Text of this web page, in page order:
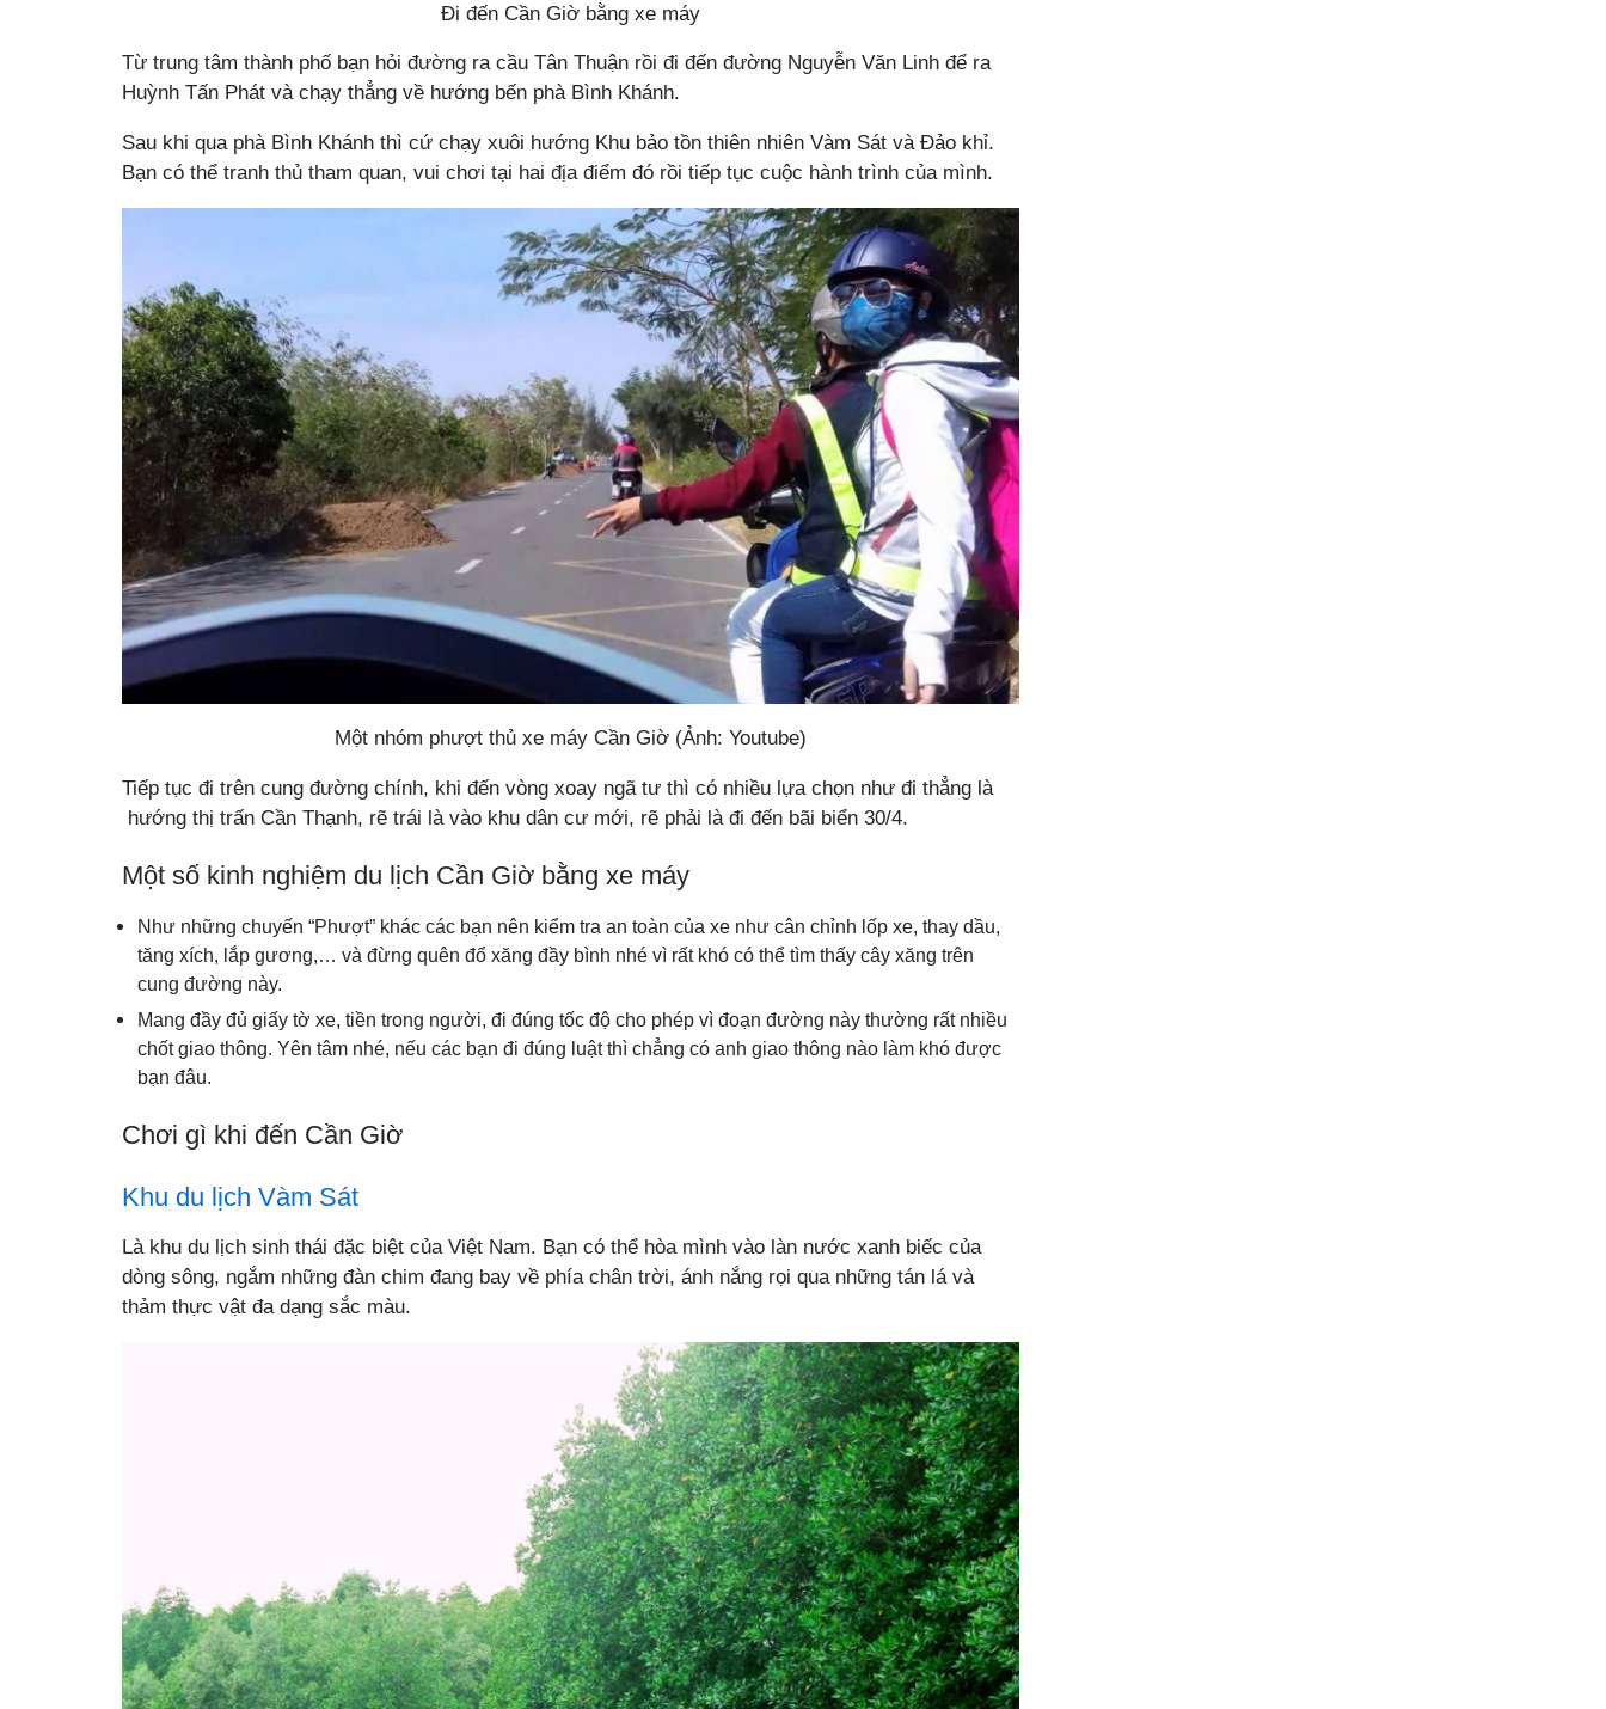
Đi đến Cần Giờ bằng xe máy
Từ trung tâm thành phố bạn hỏi đường ra cầu Tân Thuận rồi đi đến đường Nguyễn Văn Linh để ra
Huỳnh Tấn Phát và chạy thẳng về hướng bến phà Bình Khánh.
Sau khi qua phà Bình Khánh thì cứ chạy xuôi hướng Khu bảo tồn thiên nhiên Vàm Sát và Đảo khỉ.
Bạn có thể tranh thủ tham quan, vui chơi tại hai địa điểm đó rồi tiếp tục cuộc hành trình của mình.
Một nhóm phượt thủ xe máy Cần Giờ (Ảnh: Youtube)
Tiếp tục đi trên cung đường chính, khi đến vòng xoay ngã tư thì có nhiều lựa chọn như đi thẳng là
hướng thị trấn Cần Thạnh, rẽ trái là vào khu dân cư mới, rẽ phải là đi đến bãi biển 30/4.
Một số kinh nghiệm du lịch Cần Giờ bằng xe máy
Như những chuyến “Phượt” khác các bạn nên kiểm tra an toàn của xe như cân chỉnh lốp xe, thay dầu,
tăng xích, lắp gương,… và đừng quên đổ xăng đầy bình nhé vì rất khó có thể tìm thấy cây xăng trên
cung đường này.
Mang đầy đủ giấy tờ xe, tiền trong người, đi đúng tốc độ cho phép vì đoạn đường này thường rất nhiều
chốt giao thông. Yên tâm nhé, nếu các bạn đi đúng luật thì chẳng có anh giao thông nào làm khó được
bạn đâu.
Chơi gì khi đến Cần Giờ
Khu du lịch Vàm Sát
Là khu du lịch sinh thái đặc biệt của Việt Nam. Bạn có thể hòa mình vào làn nước xanh biếc của
dòng sông, ngắm những đàn chim đang bay về phía chân trời, ánh nắng rọi qua những tán lá và
thảm thực vật đa dạng sắc màu.